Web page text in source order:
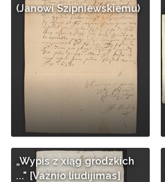
(Janowi Szipniewskiemu)
„Wypis z xiąg grodzkich
..." [Vaznio liudijimas]